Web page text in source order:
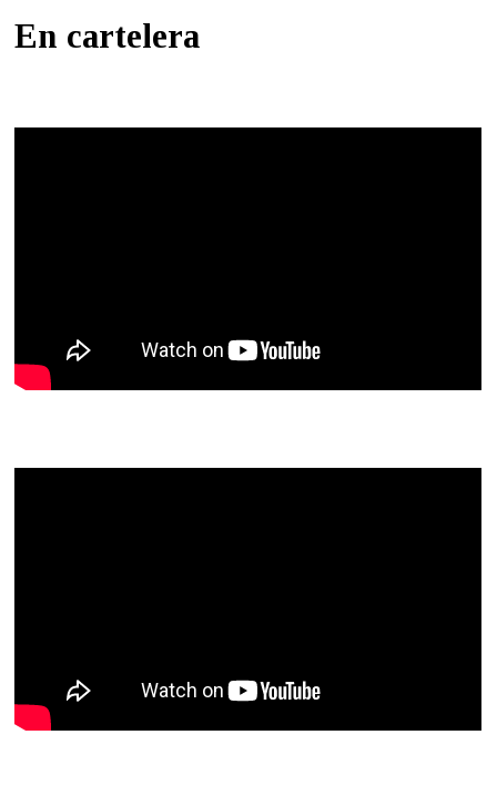
En cartelera